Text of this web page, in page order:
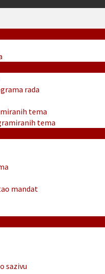
rada
tema
tema
mandat
sazivu